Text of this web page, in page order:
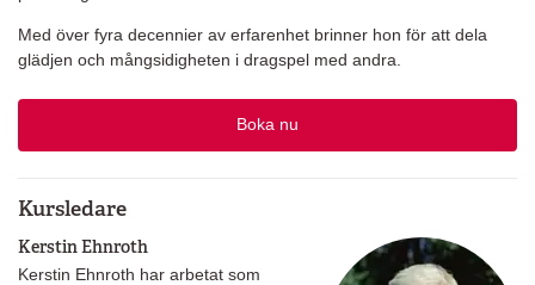
Med över fyra decennier av erfarenhet brinner hon för att dela
glädjen och mångsidigheten i dragspel med andra.
Boka nu
Kursledare
Kerstin Ehnroth
Kerstin Ehnroth har arbetat som